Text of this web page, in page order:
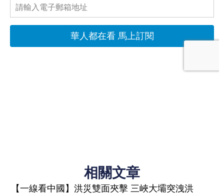
相關文章
【一線看中國】洪災雙面夾擊 三峽大壩突洩洪